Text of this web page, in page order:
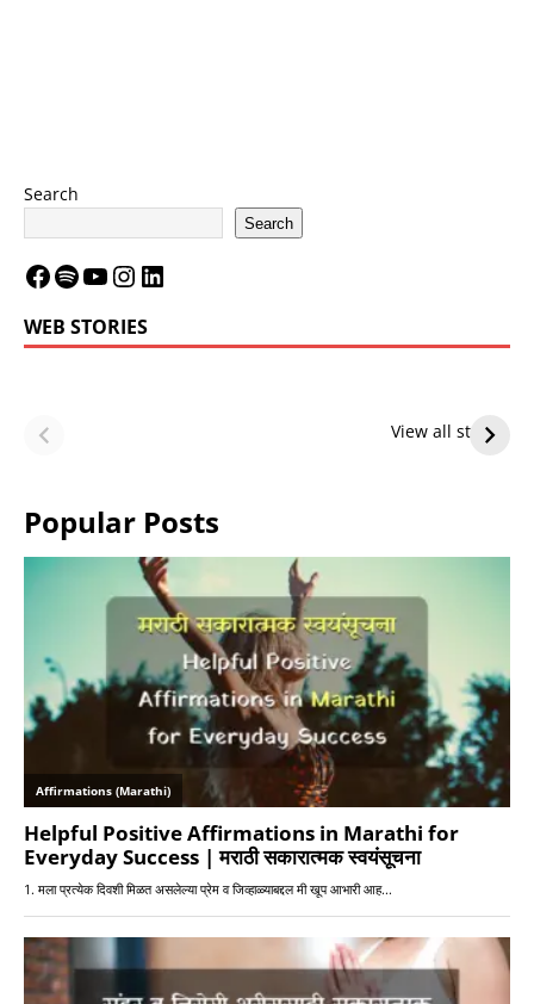
Search
Search
WEB STORIES
View all stories
Future — Lakers
or Warriors?
Lakers Future
Popular Posts